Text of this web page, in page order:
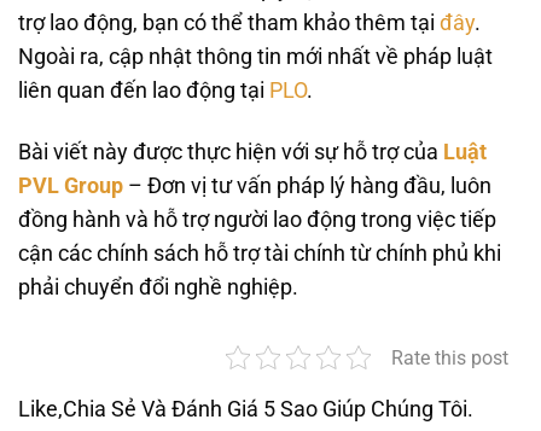
trợ lao động, bạn có thể tham khảo thêm tại đây.
Ngoài ra, cập nhật thông tin mới nhất về pháp luật
liên quan đến lao động tại PLO.
Bài viết này được thực hiện với sự hỗ trợ của Luật
PVL Group – Đơn vị tư vấn pháp lý hàng đầu, luôn
đồng hành và hỗ trợ người lao động trong việc tiếp
cận các chính sách hỗ trợ tài chính từ chính phủ khi
phải chuyển đổi nghề nghiệp.
Rate this post
Like,Chia Sẻ Và Đánh Giá 5 Sao Giúp Chúng Tôi.